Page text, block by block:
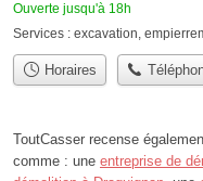
Ouverte jusqu'à 18h
Services : excavation,
Horaires
ToutCasser recense
comme : une entreprise de